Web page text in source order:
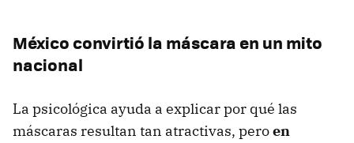
México convirtió la máscara en un mito
nacional
La psicológica ayuda a explicar por qué las
máscaras resultan tan atractivas, peroen